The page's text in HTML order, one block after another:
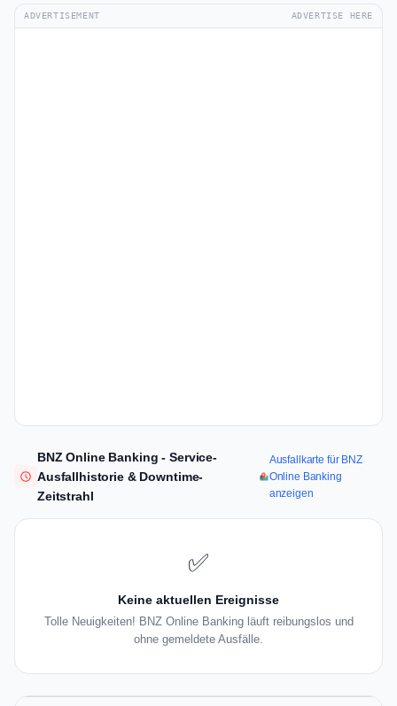
ADVERTISEMENT ADVERTISE HERE
BNZ Online Banking - Service-
Ausfallhistorie & Downtime-
Zeitstrahl
Ausfallkarte für BNZ
Online Banking
anzeigen
✅
Keine aktuellen Ereignisse
Tolle Neuigkeiten! BNZ Online Banking läuft reibungslos und
ohne gemeldete Ausfälle.